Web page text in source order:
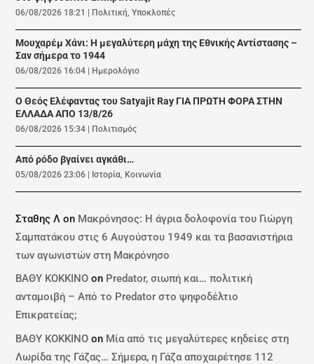
06/08/2026 18:21 | Πολιτική ,Υποκλοπές
Μουχαρέμ Χάνι: Η μεγαλύτερη μάχη της Εθνικής Αντίστασης –
Σαν σήμερα το 1944
06/08/2026 16:04 | Ημερολόγιο
Ο Θεός Ελέφαντας του Satyajit Ray ΓΙΑ ΠΡΩΤΗ ΦΟΡΑ ΣΤΗΝ
ΕΛΛΑΔΑ ΑΠΟ 13/8/26
06/08/2026 15:34 | Πολιτισμός
Από ρόδο βγαίνει αγκάθι…
05/08/2026 23:06 | Ιστορία Κοινωνία
Σταθης Λ on Μακρόνησος: Η άγρια δολοφονία του Γιώργη
Σαμπατάκου στις 6 Αυγούστου 1949 και τα βασανιστήρια
των αγωνιστών στη Μακρόνησο
ΒΑΘΥ ΚΟΚΚΙΝΟ on Predator, σιωπή και… πολιτική
ανταμοιβή – Από το Predator στο ψηφοδέλτιο
Επικρατείας;
ΒΑΘΥ ΚΟΚΚΙΝΟ on Μία από τις μεγαλύτερες κηδείες στη
Λωρίδα της Γάζας… Σήμερα, η Γάζα αποχαιρέτησε 112